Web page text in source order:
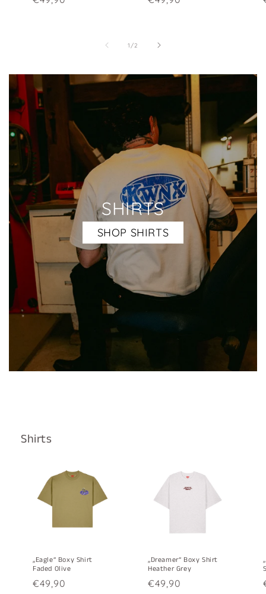
1 /von
2
SHIRTS
SHOP SHIRTS
Shirts
„Eagle“ Boxy Shirt
Faded Olive
Normaler
€49,90
„Dreamer“ Boxy Shirt
Heather Grey
Normaler
€49,90